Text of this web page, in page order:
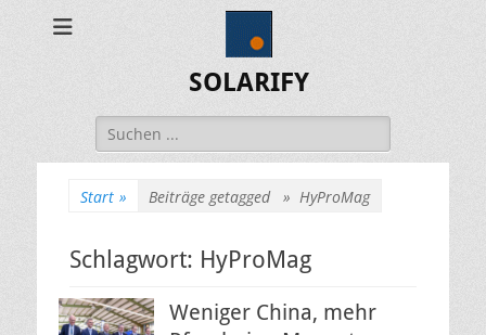
SOLARIFY
Suchen
nach:
Start » Beiträge getagged » HyProMag
Schlagwort: HyProMag
Weniger China, mehr